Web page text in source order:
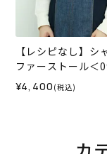
【レシピなし】シ
ファーストール＜
み物 材料セット）
¥4,400 (税込)